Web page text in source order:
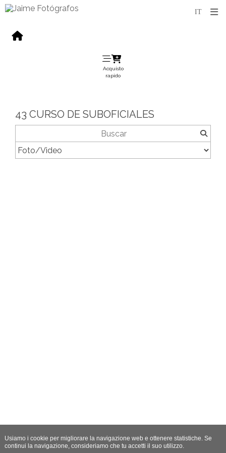
Acquisto
rapido
43 CURSO DE SUBOFICIALES
Usiamo i cookie per migliorare la navigazione web e ottenere statistiche. Se
continui la navigazione, consideriamo che tu accetti il suo utilizzo.